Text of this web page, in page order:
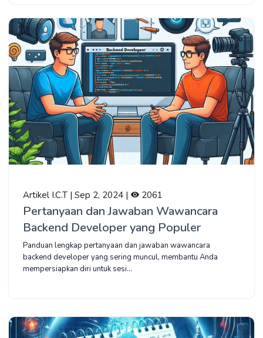
Artikel I.C.T | Sep 2, 2024 | 2061
Pertanyaan dan Jawaban Wawancara
Backend Developer yang Populer
Panduan lengkap pertanyaan dan jawaban wawancara
backend developer yang sering muncul, membantu Anda
mempersiapkan diri untuk sesi...